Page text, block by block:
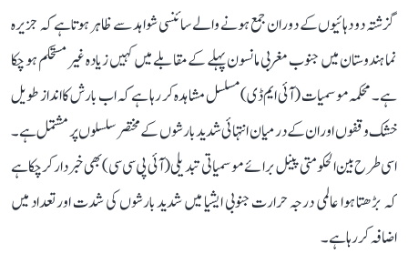
گزشتہ دو دہائیوں کے دوران جمع ہونے والے سائنسی شواہد سے ظاہر ہوتا ہے کہ جزیرہ
نما ہندوستان میں جنوب مغربی مانسون پہلے کے مقابلے میں کہیں زیادہ غیر مستحکم ہو چکا
ہے۔ محکمہ موسمیات (آئی ایم ڈی) مسلسل مشاہدہ کر رہا ہے کہ اب بارش کا انداز طویل
خشک وقفوں اور ان کے درمیان انتہائی شدید بارشوں کے مختصر سلسلوں پر مشتمل ہے۔
اسی طرح بین الحکومتی پینل برائے موسمیاتی تبدیلی (آئی پی سی سی) بھی خبردار کر چکا ہے
کہ بڑھتا ہوا عالمی درجہ حرارت جنوبی ایشیا میں شدید بارشوں کی شدت اور تعداد میں
اضافہ کر رہا ہے۔